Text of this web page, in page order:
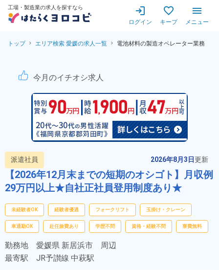
工場・製造業の求人を探すなら
ログイン キープ メニュー
トップ エリア検索 愛媛の求人一覧 電池材料の製造オペレーター業務
【入社祝い金30万円支給★
今月のイチオシ求人
派遣社員 2026年8月3日更新
【2026年12月末までの短期のオシゴト】月収例
29万円以上★自社正社員登用制度あり★
未経験者OK 経験者優遇 フォークリフト 玉掛け・クレーン
車通勤OK 赴任旅費あり 学歴不問 資格・経験不問 寮費無料
勤務地 愛媛県 新居浜市 周辺
最寄駅 JR予讃線 中萩駅